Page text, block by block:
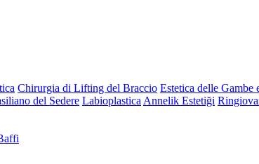
Chirurgia di Lifting del Braccio Estetica delle Gambe
del Sedere Labioplastica Annelik Estetiği